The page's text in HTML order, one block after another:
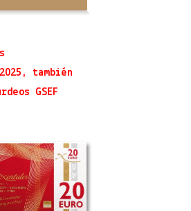
también
GSEF